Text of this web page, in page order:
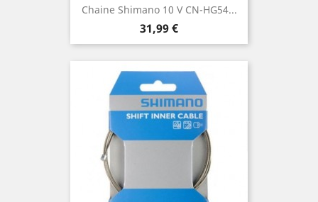
Chaine Shimano 10 V CN-HG54...
Prix
31,99 €